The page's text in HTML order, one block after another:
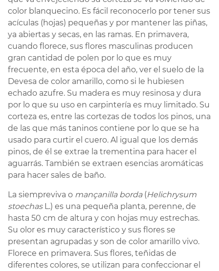
color blanquecino. Es fácil reconocerlo por tener sus
acículas (hojas) pequeñas y por mantener las piñas,
ya abiertas y secas, en las ramas. En primavera,
cuando florece, sus flores masculinas producen
gran cantidad de polen por lo que es muy
frecuente, en esta época del año, ver el suelo de la
Devesa de color amarillo, como si le hubiesen
echado azufre. Su madera es muy resinosa y dura
por lo que su uso en carpintería es muy limitado. Su
corteza es, entre las cortezas de todos los pinos, una
de las que más taninos contiene por lo que se ha
usado para curtir el cuero. Al igual que los demás
pinos, de él se extrae la trementina para hacer el
aguarrás. También se extraen esencias aromáticas
para hacer sales de baño.
La siempreviva o mançanilla borda(Helichrysum
stoechasL.) es una pequeña planta, perenne, de
hasta 50 cm de altura y con hojas muy estrechas.
Su olor es muy característico y sus flores se
presentan agrupadas y son de color amarillo vivo.
Florece en primavera. Sus flores, teñidas de
diferentes colores, se utilizan para confeccionar el